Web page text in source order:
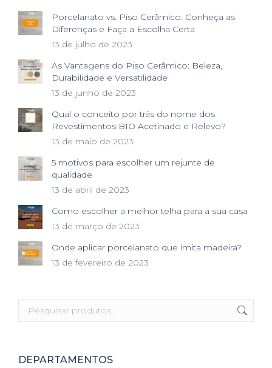
Porcelanato vs. Piso Cerâmico: Conheça as
Diferenças e Faça a Escolha Certa
13 de julho de 2023
As Vantagens do Piso Cerâmico: Beleza,
Durabilidade e Versatilidade
13 de junho de 2023
Qual o conceito por trás do nome dos
Revestimentos BIO Acetinado e Relevo?
13 de maio de 2023
5 motivos para escolher um rejunte de
qualidade
13 de abril de 2023
Como escolher a melhor telha para a sua casa
13 de março de 2023
Onde aplicar porcelanato que imita madeira?
13 de fevereiro de 2023
DEPARTAMENTOS